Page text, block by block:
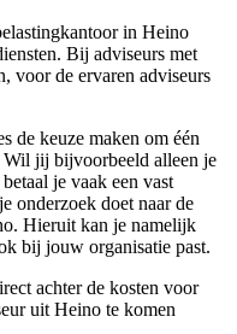
in Heino
Bij adviseurs met
voor de ervaren adviseurs
de keuze maken om één
Wil jij bijvoorbeeld alleen je
je vaak een vast
onderzoek doet naar de
Hieruit kan je namelijk
bij jouw organisatie past.
achter de kosten voor
uit Heino te komen